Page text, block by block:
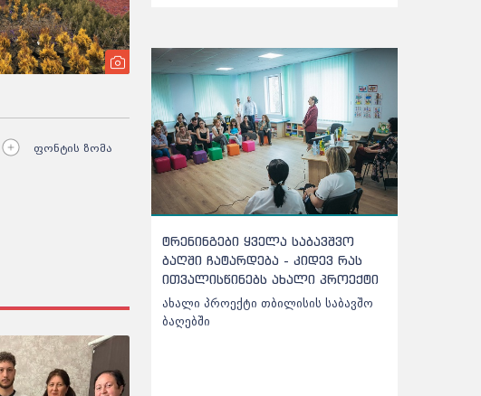
ფონტის ზომა
ტრენინგები ყველა საბავშვო
ბაღში ჩატარდება - კიდევ რას
ითვალისწინებს ახალი პროექტი
ახალი პროექტი თბილისის საბავშო
ბაღებში
აღმოჩნდა -